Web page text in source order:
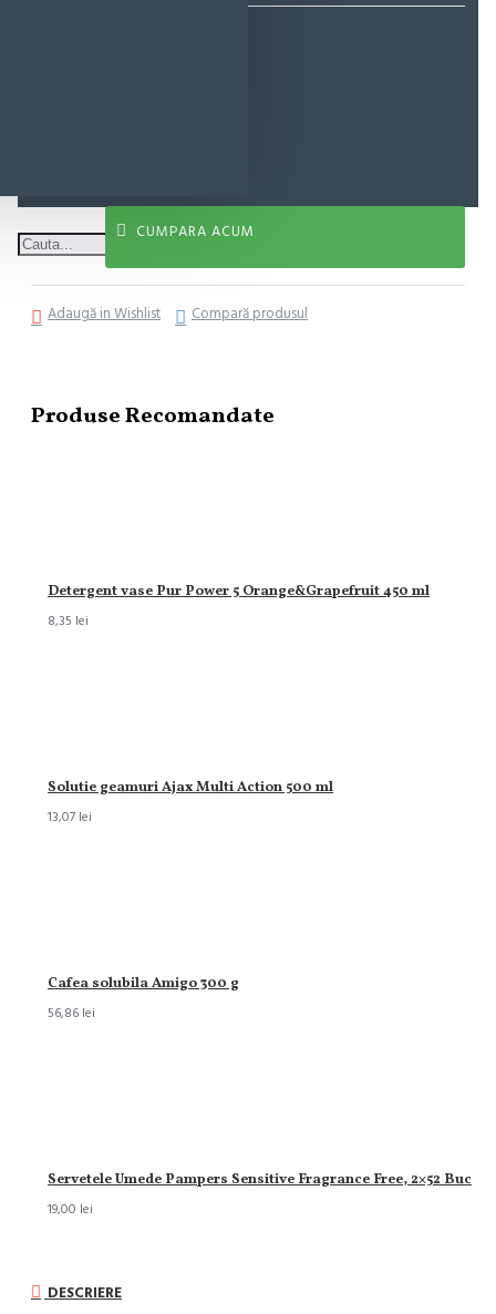
CUMPARA ACUM
Adaugă in Wishlist Compară produsul
Produse Recomandate
Detergent vase Pur Power 5 Orange&Grapefruit 450 ml
8,35 lei
Solutie geamuri Ajax Multi Action 500 ml
13,07 lei
Cafea solubila Amigo 300 g
56,86 lei
Servetele Umede Pampers Sensitive Fragrance Free, 2×52 Buc
19,00 lei
DESCRIERE